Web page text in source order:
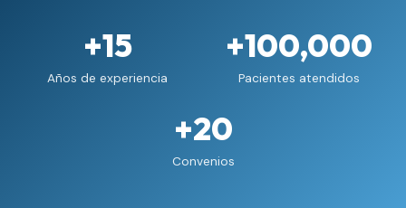
+15
Años de experiencia
+100,000
Pacientes atendidos
+20
Convenios